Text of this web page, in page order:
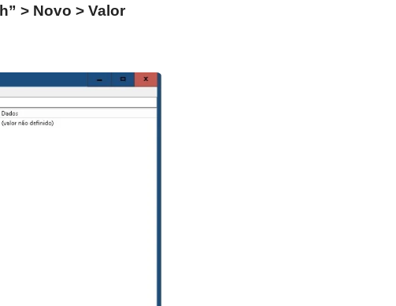
> Novo > Valor